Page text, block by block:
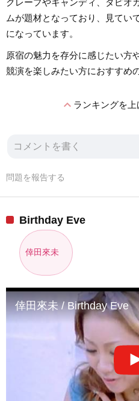
クレープやキャンディ、タピオ
ムが題材となっており、見てい
になっています。
原宿の魅力を存分に感じたい方
競演を楽しみたい方におすすめ
expand_lessランキングを上
問題を報告する
Birthday Eve
倖田來未
倖田來未 / Birthday Eve